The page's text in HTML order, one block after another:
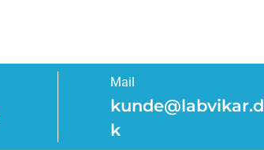
Mail
kunde@labvikar.d
k